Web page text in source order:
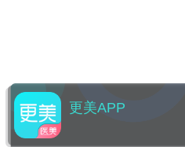
更美APP